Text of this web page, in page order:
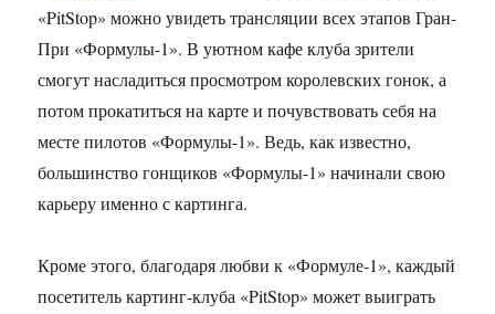
«PitStop» можно увидеть трансляции всех этапов Гран-
При «Формулы-1». В уютном кафе клуба зрители
смогут насладиться просмотром королевских гонок, а
потом прокатиться на карте и почувствовать себя на
месте пилотов «Формулы-1». Ведь, как известно,
большинство гонщиков «Формулы-1» начинали свою
карьеру именно с картинга.
Кроме этого, благодаря любви к «Формуле-1», каждый
посетитель картинг-клуба «PitStop» может выиграть